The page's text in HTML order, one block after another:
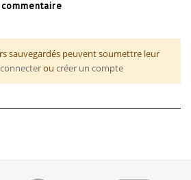
sauvegardés peuvent soumettre leur
ou créer un compte